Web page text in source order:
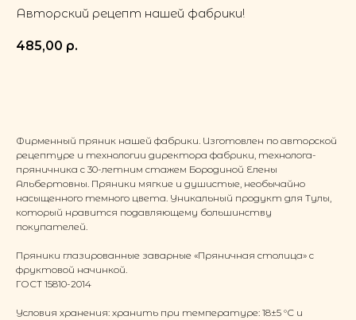
Авторский рецепт нашей фабрики!
485,00 р.
Фирменный пряник нашей фабрики. Изготовлен по авторской
рецептуре и технологии директора фабрики, технолога-
пряничника с 30-летним стажем Бородиной Елены
Альбертовны. Пряники мягкие и душистые, необычайно
насыщенного темного цвета. Уникальный продукт для Тулы,
который нравится подавляющему большинству
покупателей.
Пряники глазированные заварные «Пряничная столица» с
фруктовой начинкой.
ГОСТ 15810-2014
Условия хранения: хранить при температуре: 18±5 °С и